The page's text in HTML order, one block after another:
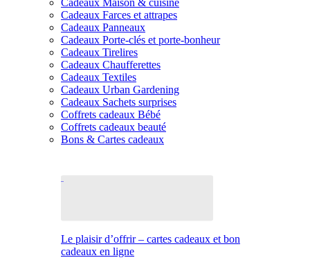
Cadeaux Maison & cuisine
Cadeaux Farces et attrapes
Cadeaux Panneaux
Cadeaux Porte-clés et porte-bonheur
Cadeaux Tirelires
Cadeaux Chaufferettes
Cadeaux Textiles
Cadeaux Urban Gardening
Cadeaux Sachets surprises
Coffrets cadeaux Bébé
Coffrets cadeaux beauté
Bons & Cartes cadeaux
Le plaisir d’offrir – cartes cadeaux et bon
cadeaux en ligne